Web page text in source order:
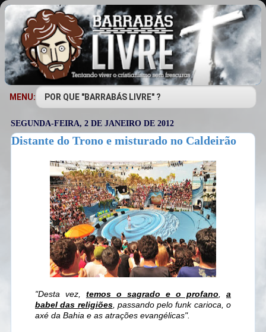
MENU:
SEGUNDA-FEIRA, 2 DE JANEIRO DE 2012
Distante do Trono e misturado no Caldeirão
"Desta vez, temos o sagrado e o profano
a
babel das religiões, passando pelo funk carioca, o
axé da Bahia e as atrações evangélicas".